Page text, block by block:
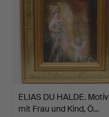
ELIAS DU HALDE. Motiv
mit Frau und Kind, Ö…